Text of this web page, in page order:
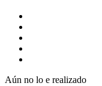
Aún no lo e realizado